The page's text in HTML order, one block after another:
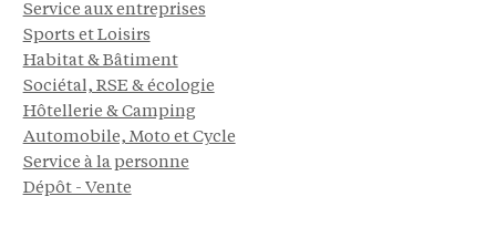
Service aux entreprises
Sports et Loisirs
Habitat & Bâtiment
Sociétal, RSE & écologie
Hôtellerie & Camping
Automobile, Moto et Cycle
Service à la personne
Dépôt - Vente